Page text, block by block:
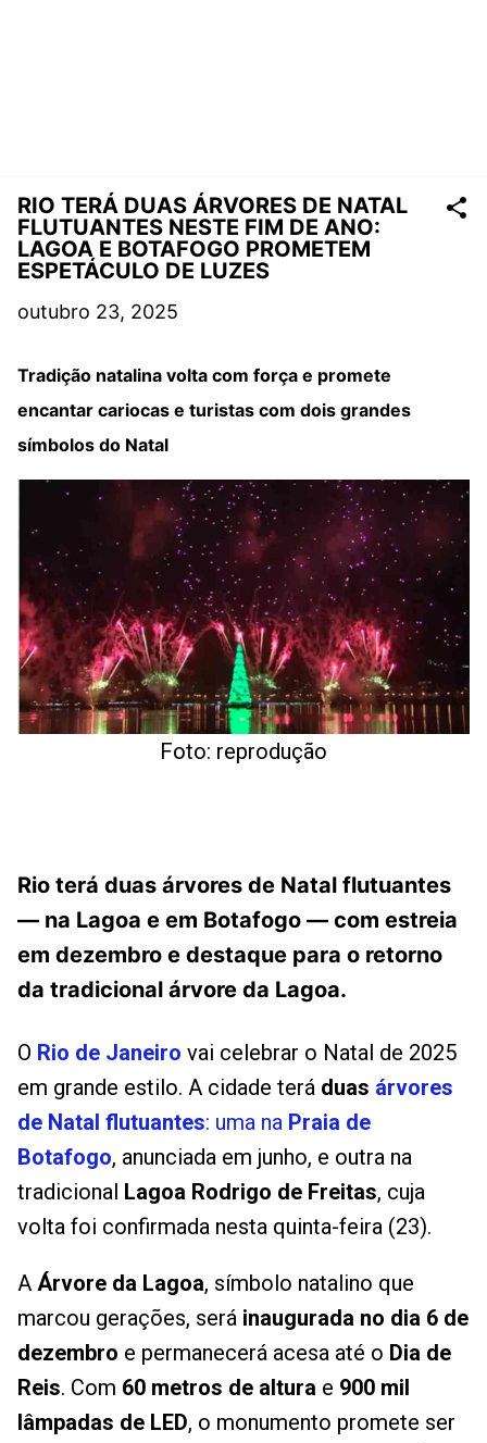
RIO TERÁ DUAS ÁRVORES DE NATAL
FLUTUANTES NESTE FIM DE ANO:
LAGOA E BOTAFOGO PROMETEM
ESPETÁCULO DE LUZES
outubro 23, 2025
Tradição natalina volta com força e promete
encantar cariocas e turistas com dois grandes
símbolos do Natal
Foto: reprodução
Rio terá duas árvores de Natal flutuantes
— na Lagoa e em Botafogo — com estreia
em dezembro e destaque para o retorno
da tradicional árvore da Lagoa.
O Rio de Janeiro vai celebrar o Natal de 2025
em grande estilo. A cidade terá duas árvores
de Natal flutuantes: uma na Praia de
Botafogo, anunciada em junho, e outra na
tradicional Lagoa Rodrigo de Freitas, cuja
volta foi confirmada nesta quinta-feira (23).
A Árvore da Lagoa, símbolo natalino que
marcou gerações, será inaugurada no dia 6 de
dezembro e permanecerá acesa até o Dia de
Reis. Com 60 metros de altura e 900 mil
lâmpadas de LED, o monumento promete ser